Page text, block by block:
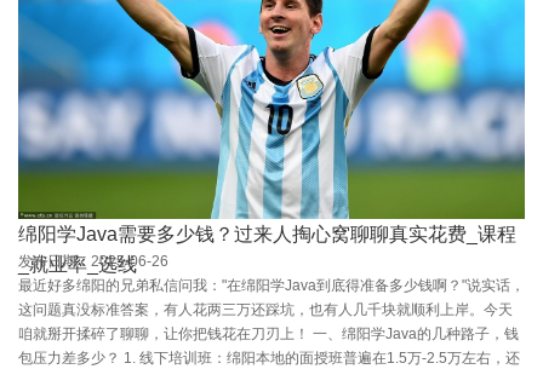
绵阳学Java需要多少钱？过来人掏心窝聊聊真实花费_课程
_就业率_选线
发布日期：2025-06-26
最近好多绵阳的兄弟私信问我："在绵阳学Java到底得准备多少钱啊？"说实话，
这问题真没标准答案，有人花两三万还踩坑，也有人几千块就顺利上岸。今天
咱就掰开揉碎了聊聊，让你把钱花在刀刃上！ 一、绵阳学Java的几种路子，钱
包压力差多少？ 1. 线下培训班：绵阳本地的面授班普遍在1.5万-2.5万左右，还